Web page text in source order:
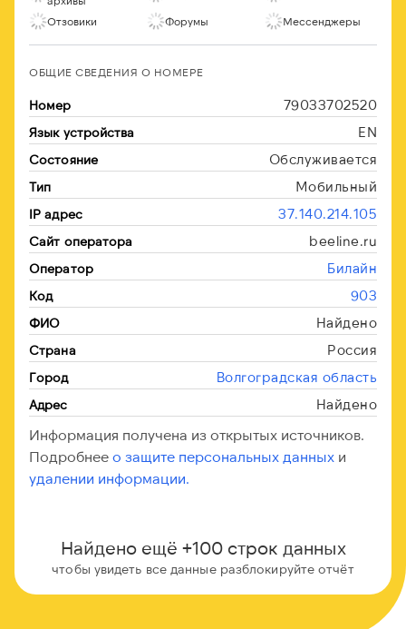
Отзовики Форумы Мессенджеры
ОБЩИЕ СВЕДЕНИЯ О НОМЕРЕ
Номер 79033702520
Язык устройства EN
Состояние Обслуживается
Тип Мобильный
IP адрес 37.140.214.105
Сайт оператора beeline.ru
Оператор Билайн
Код 903
ФИО Найдено
Страна Россия
Город Волгоградская область
Адрес Найдено
Информация получена из открытых источников.
Подробнее о защите персональных данных и
удалении информации.
Найдено ещё +100 строк данных
чтобы увидеть все данные разблокируйте отчёт